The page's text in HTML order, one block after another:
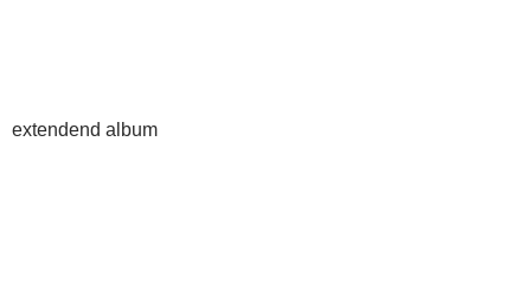
extendend album